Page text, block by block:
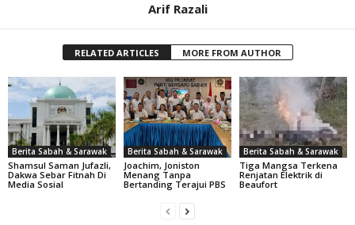
Arif Razali
RELATED ARTICLES MORE FROM AUTHOR
Berita Sabah & Sarawak
Shamsul Saman Jufazli,
Dakwa Sebar Fitnah Di
Media Sosial
Berita Sabah & Sarawak
Joachim, Joniston
Menang Tanpa
Bertanding Terajui PBS
Berita Sabah & Sarawak
Tiga Mangsa Terkena
Renjatan Elektrik di
Beaufort